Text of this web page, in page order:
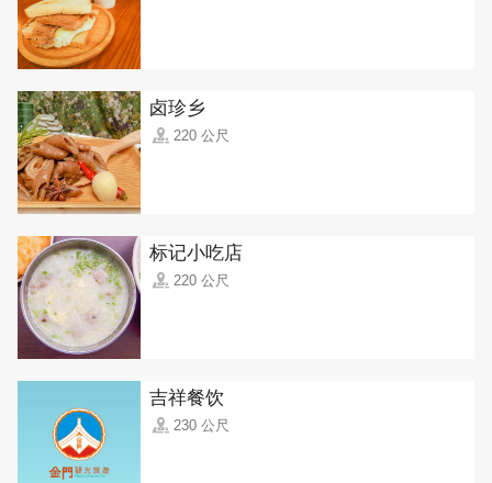
卤珍乡
220 公尺
标记小吃店
220 公尺
吉祥餐饮
230 公尺